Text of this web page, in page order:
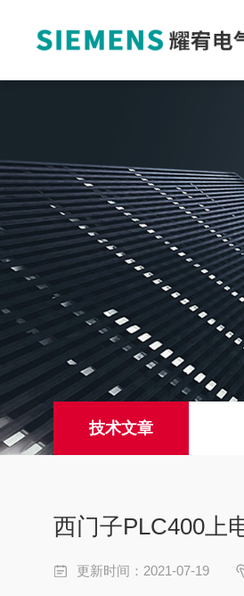
技术文章
西门子PLC400上
更新时间：2021-07-19